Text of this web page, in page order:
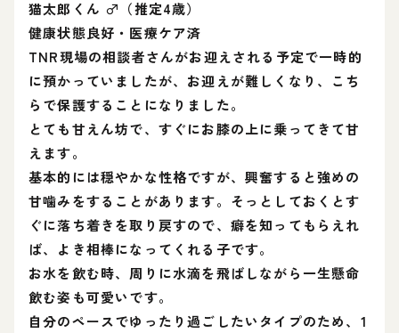
猫太郎くん ♂（推定4歳）
健康状態良好・医療ケア済
TNR現場の相談者さんがお迎えされる予定で一時的
に預かっていましたが、お迎えが難しくなり、こち
らで保護することになりました。
とても甘えん坊で、すぐにお膝の上に乗ってきて甘
えます。
基本的には穏やかな性格ですが、興奮すると強めの
甘噛みをすることがあります。そっとしておくとす
ぐに落ち着きを取り戻すので、癖を知ってもらえれ
ば、よき相棒になってくれる子です。
お水を飲む時、周りに水滴を飛ばしながら一生懸命
飲む姿も可愛いです。
自分のペースでゆったり過ごしたいタイプのため、1